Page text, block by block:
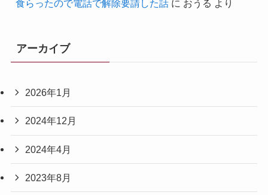
食らったので電話で解除要請した話に おうる より
アーカイブ
2026年1月
2024年12月
2024年4月
2023年8月